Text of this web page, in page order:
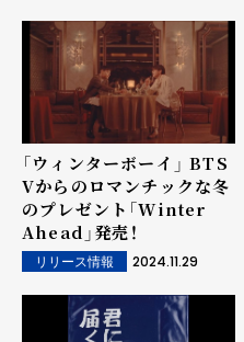
「ウィンターボーイ」 BTS
Vからのロマンチックな冬
のプレゼント「Winter
Ahead」発売！
リリース情報 2024.11.29